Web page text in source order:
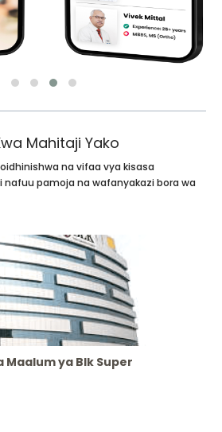
Mahitaji Yako
na vifaa vya kisasa
nafuu pamoja na wafanyakazi bora wa
Maalum ya Blk Super